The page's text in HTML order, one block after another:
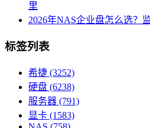
里
2026年NAS企业盘怎么选？
标签列表
希捷 (3252)
硬盘 (6238)
服务器 (791)
显卡 (1583)